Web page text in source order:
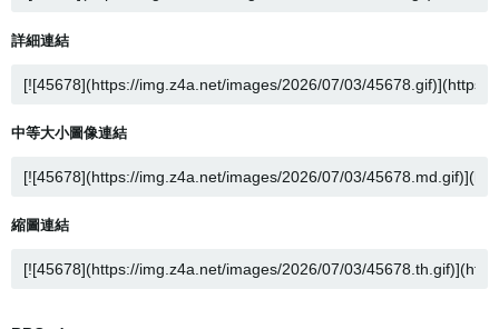
詳細連結
中等大小圖像連結
縮圖連結